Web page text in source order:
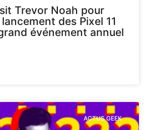
Trevor Noah pour
des Pixel 11
événement annuel
ACTUS GEEK